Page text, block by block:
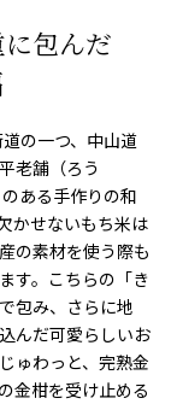
包んだ
の一つ、中山道
老舗（ろう
ある手作りの和
かせないもち米は
の素材を使う際も
す。こちらの「き
包み、さらに地
んだ可愛らしいお
ゅわっと、完熟金
金柑を受け止める